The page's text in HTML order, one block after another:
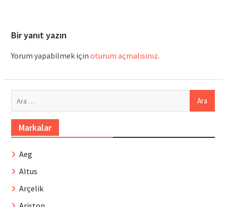
Bir yanıt yazın
Yorum yapabilmek için oturum açmalısınız.
Markalar
Aeg
Altus
Arçelik